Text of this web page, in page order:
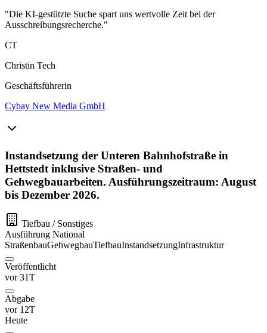
"Die KI-gestützte Suche spart uns wertvolle Zeit bei der
Ausschreibungsrecherche."
CT
Christin Tech
Geschäftsführerin
Cybay New Media GmbH
Instandsetzung der Unteren Bahnhofstraße in
Hettstedt inklusive Straßen- und
Gehwegbauarbeiten. Ausführungszeitraum: August
bis Dezember 2026.
Tiefbau / Sonstiges
Ausführung National
StraßenbauGehwegbauTiefbauInstandsetzungInfrastruktur
Veröffentlicht
vor 31T
Abgabe
vor 12T
Heute